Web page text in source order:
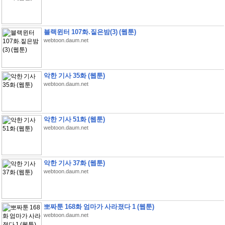
블랙윈터 107화.짙은밤(3) (웹툰)
webtoon.daum.net
악한 기사 35화 (웹툰)
webtoon.daum.net
악한 기사 51화 (웹툰)
webtoon.daum.net
악한 기사 37화 (웹툰)
webtoon.daum.net
뽀짜툰 168화 엄마가 사라졌다 1 (웹툰)
webtoon.daum.net